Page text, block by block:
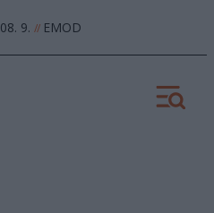
9. //EMOD